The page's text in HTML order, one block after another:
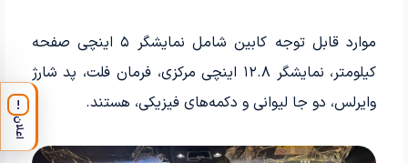
موارد قابل توجه کابین شامل نمایشگر ۵ اینچی صفحه
کیلومتر، نمایشگر ۱۲.۸ اینچی مرکزی، فرمان فلت، پد شارژ
وایرلس، دو جا لیوانی و دکمه‌های فیزیکی، هستند.
!
اعلان